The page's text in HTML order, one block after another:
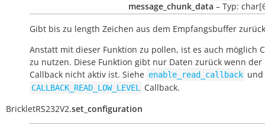
message_chunk_data – Typ:
Gibt bis zu length Zeichen aus dem Empfangsbuffer
Anstatt mit dieser Funktion zu pollen, ist es auch möglich
zu nutzen. Diese Funktion gibt nur Daten zurück wenn der
Callback nicht aktiv ist. Siehe enable_read_callback und
CALLBACK_READ_LOW_LEVEL
Callback.
BrickletRS232V2.set_configuration